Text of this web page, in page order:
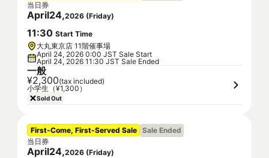
当日券
April24,2026 (Friday)
11:30 Start Time
大丸東京店 11階催事場
April 24, 2026 0:00 JST Sale Start
April 24, 2026 11:30 JST Sale Ended
一般
¥2,300(tax included)
小学生（¥1,300）
Sold Out
First-Come, First-Served Sale Sale Ended
当日券
April24,2026 (Friday)